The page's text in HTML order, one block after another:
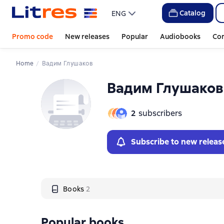
ENG Catalog
Promo code New releases Popular Audiobooks
Home Вадим Глушаков
Вадим Глушаков
2 subscribers
Subscribe to new
Books 2
Слайдер с книгами
Слайдер с книгами